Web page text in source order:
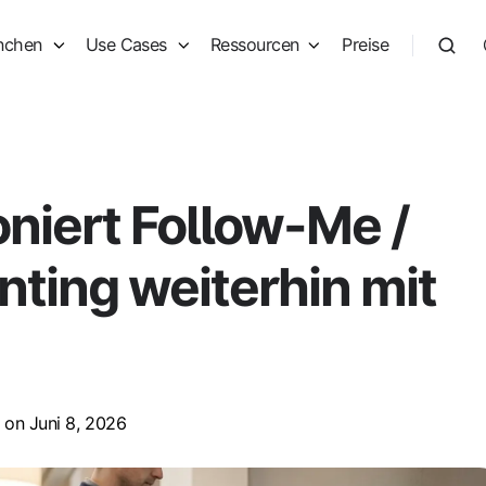
Use Cases Ressourcen Preise
Follow-Me /
weiterhin mit
on Juni 8, 2026